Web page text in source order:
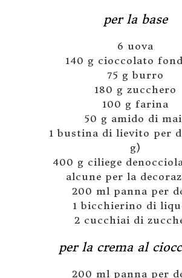
per la base
6 uova
140 g cioccolato
75 g burro
180 g zucchero
100 g farina
50 g amido di
1 bustina di lievito per
g)
400 g ciliege
alcune per la
200 ml panna per
1 bicchierino di
2 cucchiai di
per la crema al
200 ml panna per